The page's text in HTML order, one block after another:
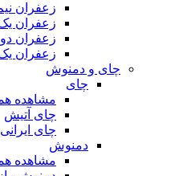
زعفران
زعفران
زعفران
زعفران
چای و دمنوش
چای
مشاهده
چای آتیش
چای
دمنوش
مشاهده